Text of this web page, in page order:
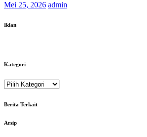
Mei 25, 2026 admin
Iklan
Kategori
Kategori
Berita Terkait
Arsip